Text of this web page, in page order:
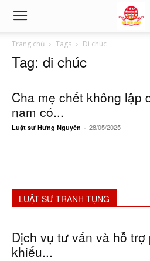
Trang chủ Tags Di chúc
Tag: di chúc
Cha mẹ chết không lập
nam có...
Luật sư Hưng Nguyên - 28/05/2025
LUẬT SƯ TRANH TỤNG
Dịch vụ tư vấn và hỗ trợ
khiếu...